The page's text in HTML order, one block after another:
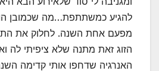
להגיע כמשתתפת…מה שכמובן
מפעם אחת השנה. לחלוק את
הזוג זאת מתנה שלא ציפיתי לה
האנרגיה שדחפו אותי קדימה